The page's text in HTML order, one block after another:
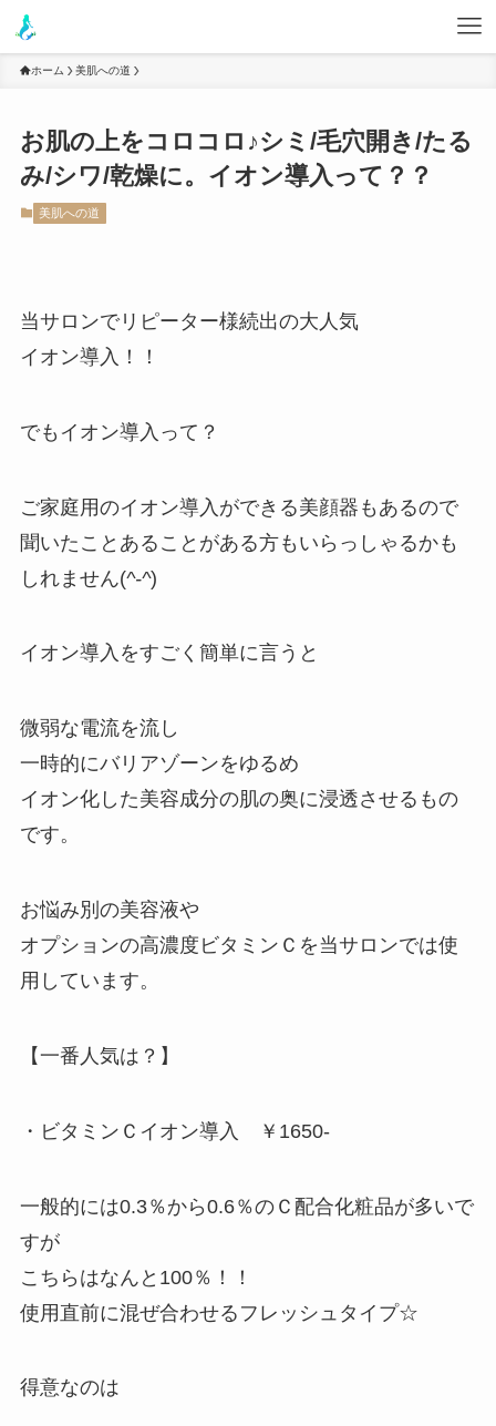
ホーム 美肌への道
お肌の上をコロコロ♪シミ/毛穴開き/たる
み/シワ/乾燥に。イオン導入って？？
美肌への道
当サロンでリピーター様続出の大人気
イオン導入！！
でもイオン導入って？
ご家庭用のイオン導入ができる美顔器もあるので
聞いたことあることがある方もいらっしゃるかも
しれません(^-^)
イオン導入をすごく簡単に言うと
微弱な電流を流し
一時的にバリアゾーンをゆるめ
イオン化した美容成分の肌の奥に浸透させるもの
です。
お悩み別の美容液や
オプションの高濃度ビタミンＣを当サロンでは使
用しています。
【一番人気は？】
・ビタミンＣイオン導入 ￥1650-
一般的には0.3％から0.6％のＣ配合化粧品が多いで
すが
こちらはなんと100％！！
使用直前に混ぜ合わせるフレッシュタイプ☆
得意なのは